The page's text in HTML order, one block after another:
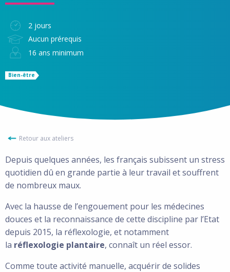
2 jours
Aucun prérequis
16 ans minimum
Bien-être
Retour aux ateliers
Depuis quelques années, les français subissent un stress
quotidien dû en grande partie à leur travail et souffrent
de nombreux maux.
Avec la hausse de l’engouement pour les médecines
douces et la reconnaissance de cette discipline par l’Etat
depuis 2015, la réflexologie, et notamment
la réflexologie plantaire, connaît un réel essor.
Comme toute activité manuelle, acquérir de solides